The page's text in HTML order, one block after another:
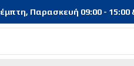
Παρασκευή 09:00 - 15:00